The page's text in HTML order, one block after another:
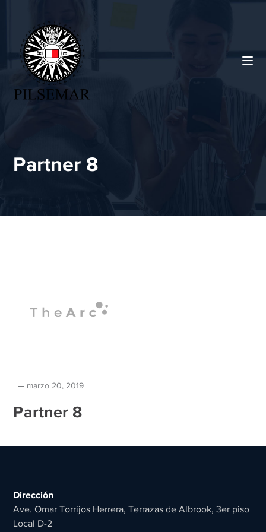
Partner 8
marzo 20, 2019
Partner 8
Dirección
Ave. Omar Torrijos Herrera, Terrazas de Albrook, 3er piso
Local D-2